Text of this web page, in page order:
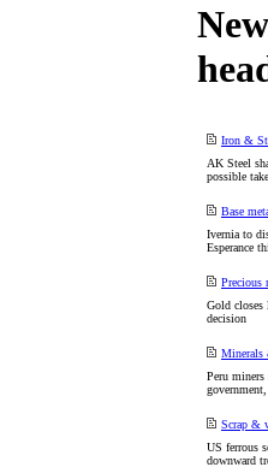
Iron &
AK Steel
possible
Base
Ivernia to
Esperance
Precious
Gold closes
decision
Minerals
Peru miners
Scrap &
US ferrous
downward